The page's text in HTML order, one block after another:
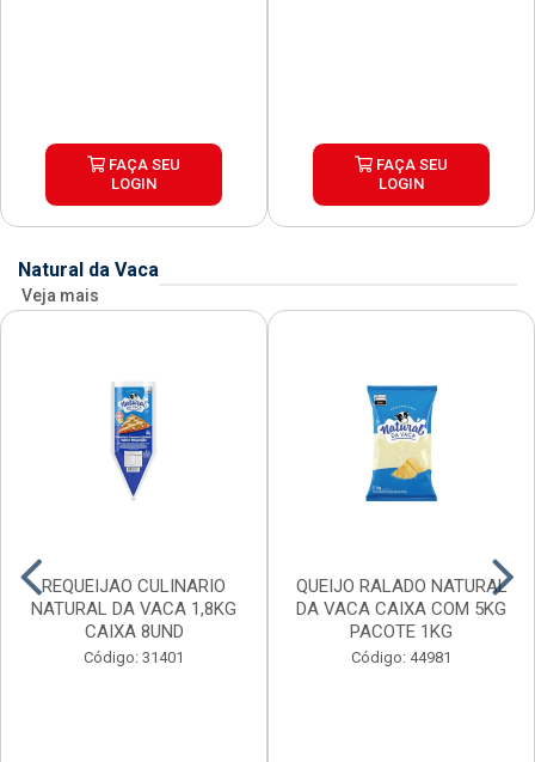
FAÇA SEU
LOGIN
FAÇA SEU
LOGIN
Natural da Vaca
Veja mais
REQUEIJAO CULINARIO
NATURAL DA VACA 1,8KG
CAIXA 8UND
Código: 31401
QUEIJO RALADO NATURAL
DA VACA CAIXA COM 5KG
PACOTE 1KG
Código: 44981